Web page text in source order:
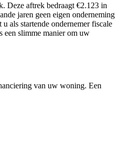
Deze aftrek bedraagt €2.123 in
jaren geen eigen onderneming
als startende ondernemer fiscale
een slimme manier om uw
van uw woning. Een